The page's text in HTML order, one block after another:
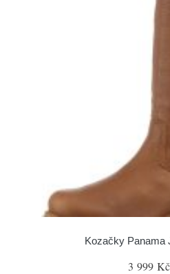
Kozačky Panama
3 999 Kč